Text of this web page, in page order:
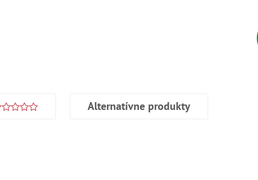
Alternatívne produkty